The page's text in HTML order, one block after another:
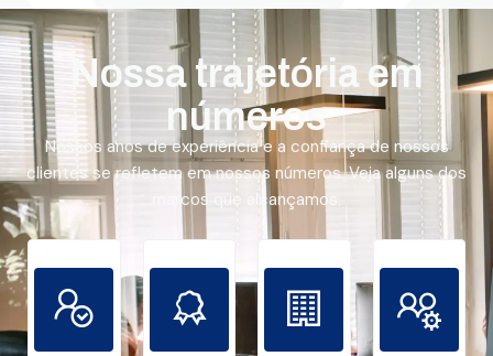
Nossa trajetória em
números
Nossos anos de experiência e a confiança de nossos
clientes se refletem em nossos números. Veja alguns dos
marcos que alcançamos.